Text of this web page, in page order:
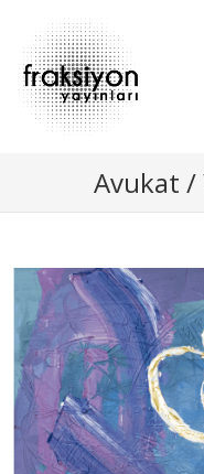
Avukat /